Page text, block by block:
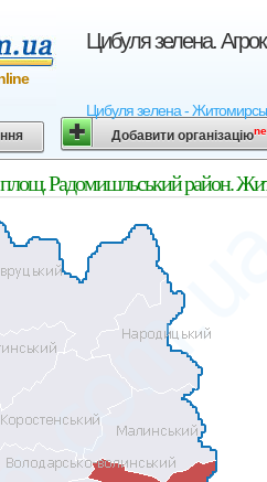
Цибуля зелена.
Цибуля зелена -
Добавити організацію
площ. Радомишльський район.